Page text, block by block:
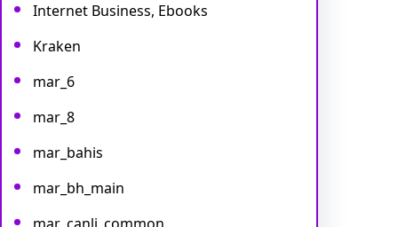
Internet Business, Ebooks
Kraken
mar_6
mar_8
mar_bahis
mar_bh_main